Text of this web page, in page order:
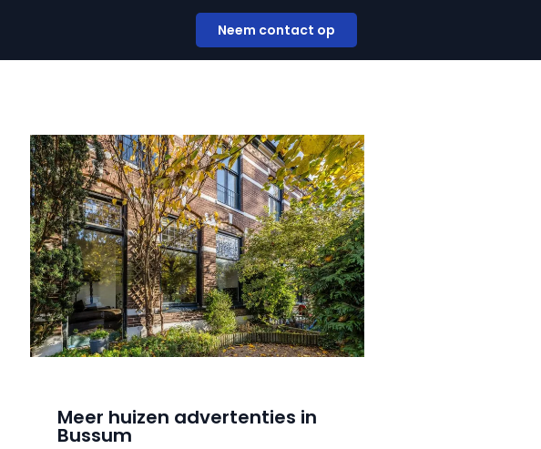
Neem contact op
Meer huizen advertenties in
Bussum